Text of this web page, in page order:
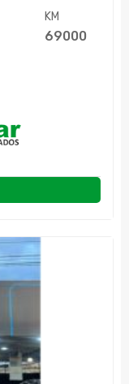
KM
69000